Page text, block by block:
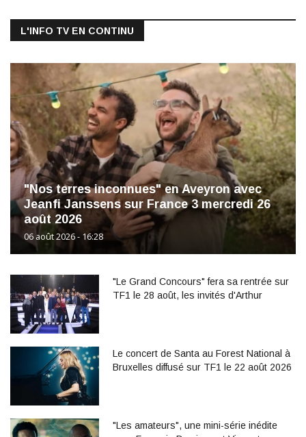
L'INFO TV EN CONTINU
"Nos terres inconnues" en Aveyron avec
Jeanfi Janssens sur France 3 mercredi 26
août 2026
06 août 2026 - 16:28
"Le Grand Concours" fera sa rentrée sur
TF1 le 28 août, les invités d'Arthur
Le concert de Santa au Forest National à
Bruxelles diffusé sur TF1 le 22 août 2026
"Les amateurs", une mini-série inédite